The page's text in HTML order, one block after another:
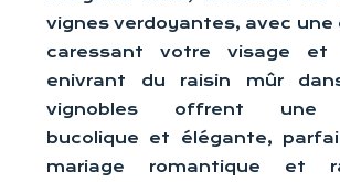
vignes verdoyantes, avec une
caressant votre visage et
enivrant du raisin mûr
vignobles offrent une
bucolique et élégante,
mariage romantique et